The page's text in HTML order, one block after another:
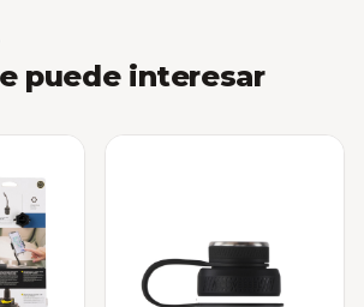
puede interesar